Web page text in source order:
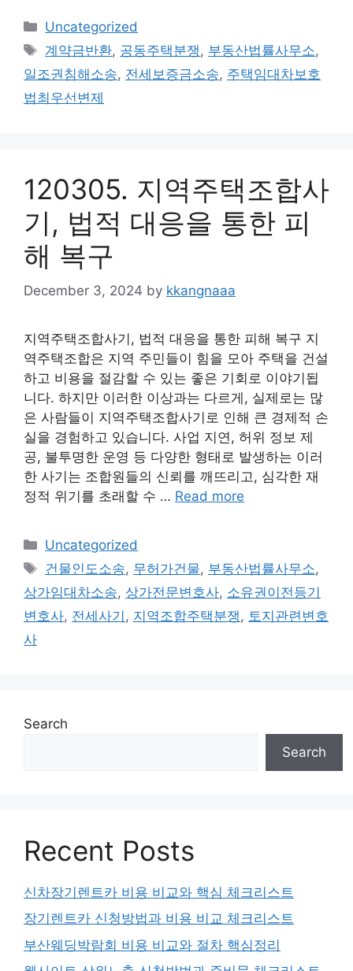
Categories
Uncategorized
Tags
계약금반환, 공동주택분쟁, 부동산법률사무소,
일조권침해소송, 전세보증금소송, 주택임대차보호
법최우선변제
120305. 지역주택조합사
기, 법적 대응을 통한 피
해 복구
December 3, 2024 by kkangnaaa
지역주택조합사기, 법적 대응을 통한 피해 복구 지
역주택조합은 지역 주민들이 힘을 모아 주택을 건설
하고 비용을 절감할 수 있는 좋은 기회로 이야기됩
니다. 하지만 이러한 이상과는 다르게, 실제로는 많
은 사람들이 지역주택조합사기로 인해 큰 경제적 손
실을 경험하고 있습니다. 사업 지연, 허위 정보 제
공, 불투명한 운영 등 다양한 형태로 발생하는 이러
한 사기는 조합원들의 신뢰를 깨뜨리고, 심각한 재
정적 위기를 초래할 수 … Read more
Categories
Uncategorized
Tags
건물인도소송, 무허가건물, 부동산법률사무소,
상가임대차소송, 상가전문변호사, 소유권이전등기
변호사, 전세사기 , 지역조합주택분쟁 , 토지관련변호
사
Search
Search
Recent Posts
신차장기렌트카 비용 비교와 핵심 체크리스트
장기렌트카 신청방법과 비용 비교 체크리스트
부산웨딩박람회 비용 비교와 절차 핵심정리